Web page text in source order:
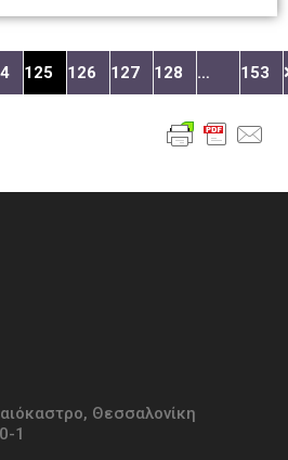
125 126 127 128 … 153
Θεσσαλονίκη
1